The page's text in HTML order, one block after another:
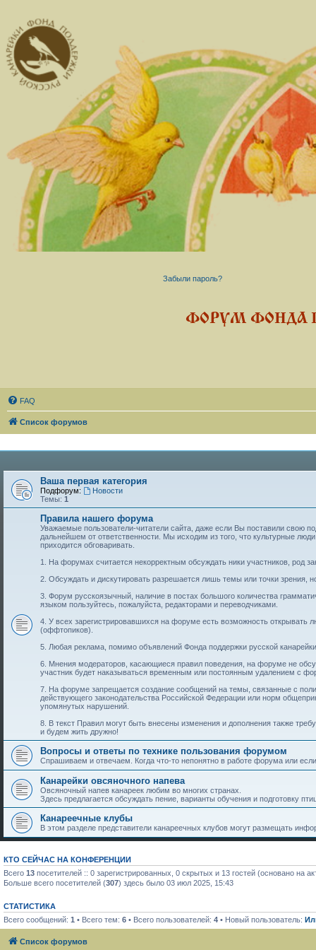
Забыли пароль?
ФОРУМ ФОНДА
FAQ
Список форумов
Ваша первая категория
Подфорум:
Новости
Темы: 1
Правила нашего форума
Уважаемые пользователи-читатели сайта, даже если Вы поставили свою
дальнейшем от ответственности. Мы исходим из того, что культурные
приходится обговаривать.
1. На форумах считается некорректным обсуждать ники участников, род
2. Обсуждать и дискутировать разрешается лишь темы или точки зрения,
3. Форум русскоязычный, наличие в постах большого количества
языком пользуйтесь, пожалуйста, редакторами и переводчиками.
4. У всех зарегистрировавшихся на форуме есть возможность
(оффтопиков).
5. Любая реклама, помимо объявлений Фонда поддержки русской
6. Мнения модераторов, касающиеся правил поведения, на форуме не
участник будет наказываться временным или постоянным удалением с
7. На форуме запрещается создание сообщений на темы, связанные с
действующего законодательства Российской Федерации или норм
упомянутых нарушений.
8. В текст Правил могут быть внесены изменения и дополнения также
и будем жить дружно!
Вопросы и ответы по технике пользования форумом
Спрашиваем и отвечаем. Когда что-то непонятно в работе форума или
Канарейки овсяночного напева
Овсяночный напев канареек любим во многих странах.
Здесь предлагается обсуждать пение, варианты обучения и подготовку
Канареечные клубы
В этом разделе представители канареечных клубов могут размещать
КТО СЕЙЧАС НА КОНФЕРЕНЦИИ
Всего 13 посетителей :: 0 зарегистрированных, 0 скрытых и 13 гостей (основано на
Больше всего посетителей (307) здесь было 03 июл 2025, 15:43
СТАТИСТИКА
Всего сообщений: 1 • Всего тем: 6 • Всего пользователей: 4 • Новый пользователь:
Список форумов